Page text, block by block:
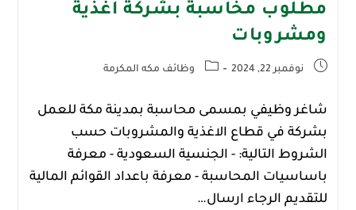
مطلوب مخاسبة بشركة اغذية
ومشروبات
نوفمبر 22, 2024 وظائف مكه المكرمة
شاغر وظيفي بمسمى محاسبة بمدينة ‎مكة للعمل
بشركة في قطاع الاغذية والمشروبات حسب
الشروط التالية: - الجنسية السعودية - معرفة
باساسيات المحاسبة - معرفة باعداد القوائم المالية
للتقديم الرجاء ارسال…